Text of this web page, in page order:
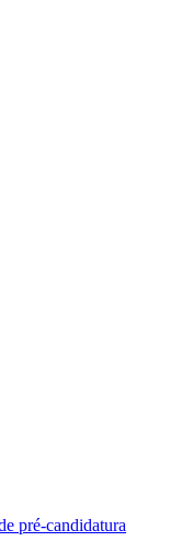
pré-candidatura